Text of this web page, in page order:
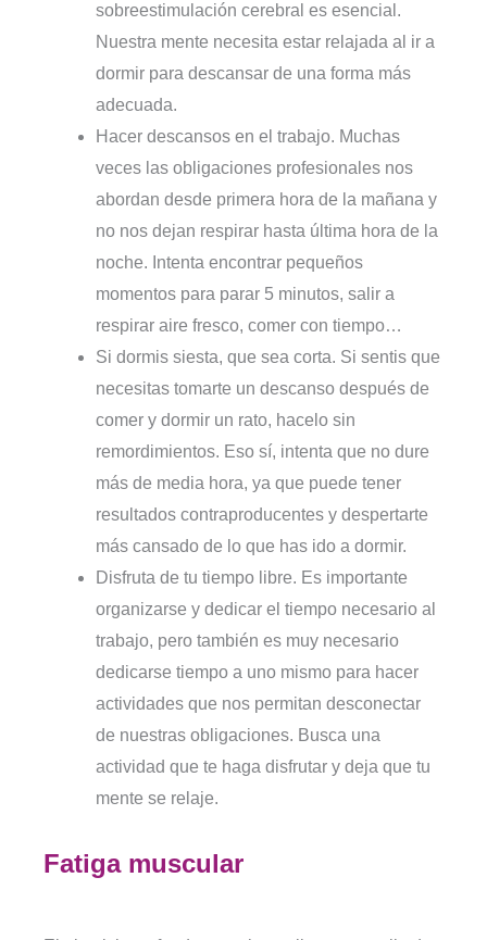
sobreestimulación cerebral es esencial.
Nuestra mente necesita estar relajada al ir a
dormir para descansar de una forma más
adecuada.
Hacer descansos en el trabajo. Muchas
veces las obligaciones profesionales nos
abordan desde primera hora de la mañana y
no nos dejan respirar hasta última hora de la
noche. Intenta encontrar pequeños
momentos para parar 5 minutos, salir a
respirar aire fresco, comer con tiempo…
Si dormis siesta, que sea corta. Si sentis que
necesitas tomarte un descanso después de
comer y dormir un rato, hacelo sin
remordimientos. Eso sí, intenta que no dure
más de media hora, ya que puede tener
resultados contraproducentes y despertarte
más cansado de lo que has ido a dormir.
Disfruta de tu tiempo libre. Es importante
organizarse y dedicar el tiempo necesario al
trabajo, pero también es muy necesario
dedicarse tiempo a uno mismo para hacer
actividades que nos permitan desconectar
de nuestras obligaciones. Busca una
actividad que te haga disfrutar y deja que tu
mente se relaje.
Fatiga muscular